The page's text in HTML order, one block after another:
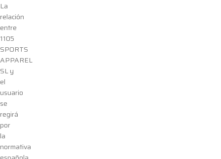
La
relación
entre
1105
SPORTS
APPAREL
SLy
el
usuario
se
regirá
por
la
normativa